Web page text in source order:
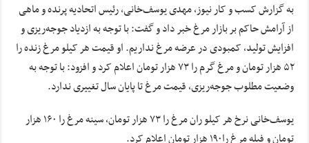
به گزارش کسب و کار نیوز، مهدی یوسف‌خانی، رئیس اتحادیه پرنده و ماهی
از آرامش حاکم بر بازار مرغ خبر داد و گفت: با توجه به ازدیاد جوجه‌ریزی و
افزایش تولید، کمبودی در عرضه مرغ نداریم. او قیمت هر کیلو مرغ زنده را
۵۲ هزار تومان و مرغ گرم را ۷۳ هزار تومان اعلام کرد و افزود: با توجه به
وضعیت مطلوب جوجه‌ریزی، قیمت مرغ تا پایان سال تغییری ندارد.
یوسف‌خانی نرخ هر کیلو ران مرغ را ۷۳ هزار تومان, سینه مرغ را ۱۶۰ هزار
تومان و فیله مرغ را۱۹۰ هزار تومان اعلام کرد.